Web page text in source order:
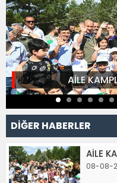
AİLE
DİĞER HABERLER
AİLE
08-08-